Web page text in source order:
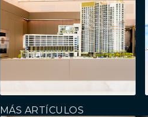
MÁS ARTÍCULOS